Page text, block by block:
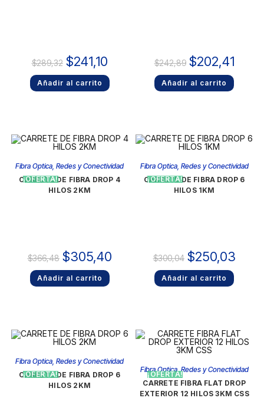
$289,32 $241,10
Añadir al carrito
$242,89 $202,41
Añadir al carrito
¡OFERTA!
Fibra Optica ,Redes y Conectividad
CARRETE DE FIBRA DROP 4
HILOS 2KM
$366,48 $305,40
Añadir al carrito
¡OFERTA!
Fibra Optica, Redes y Conectividad
CARRETE DE FIBRA DROP 6
HILOS 1KM
$300,04 $250,03
Añadir al carrito
¡OFERTA!
Fibra Optica ,Redes y Conectividad
CARRETE DE FIBRA DROP 6
HILOS 2KM
¡OFERTA!
Fibra Optica,Redes y Conectividad
CARRETE FIBRA FLAT DROP
EXTERIOR 12 HILOS 3KM CSS